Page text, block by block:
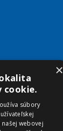
×
cookie.
súbory
našej webovej